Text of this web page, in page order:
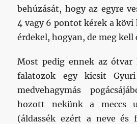
behúzását, hogy az egyre
4 vagy 6 pontot kérek a kövi
érdekel, hogyan, de meg kell
Most pedig ennek az ótvar
falatozok egy kicsit
medvehagymás
hozott nekünk a meccs
(áldassék ezért a neve és